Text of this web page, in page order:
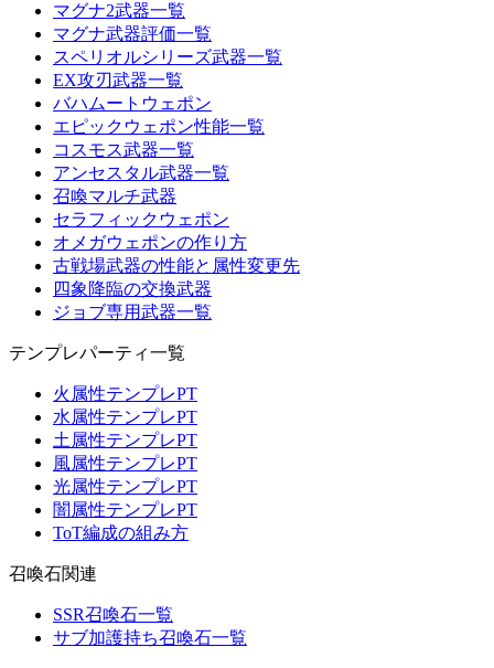
マグナ2武器一覧
マグナ武器評価一覧
スペリオルシリーズ武器一覧
EX攻刃武器一覧
バハムートウェポン
エピックウェポン性能一覧
コスモス武器一覧
アンセスタル武器一覧
召喚マルチ武器
セラフィックウェポン
オメガウェポンの作り方
古戦場武器の性能と属性変更先
四象降臨の交換武器
ジョブ専用武器一覧
テンプレパーティ一覧
火属性テンプレPT
水属性テンプレPT
土属性テンプレPT
風属性テンプレPT
光属性テンプレPT
闇属性テンプレPT
ToT編成の組み方
召喚石関連
SSR召喚石一覧
サブ加護持ち召喚石一覧